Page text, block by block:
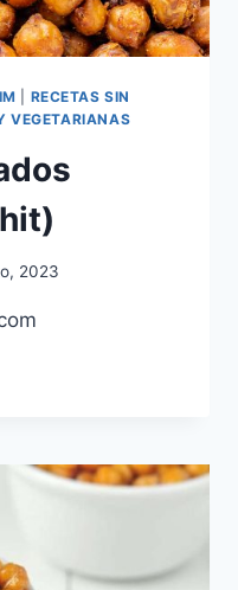
RECETAS SIN
VEGETARIANAS
2023